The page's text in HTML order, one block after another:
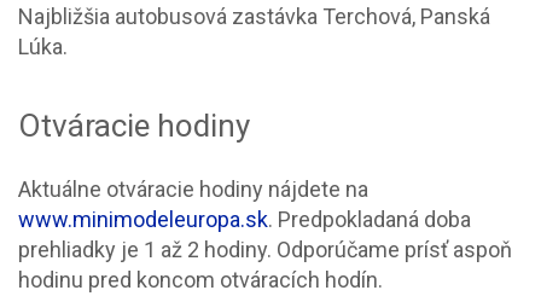
Najbližšia autobusová zastávka Terchová, Panská
Lúka.
Otváracie hodiny
Aktuálne otváracie hodiny nájdete na
www.minimodeleuropa.sk. Predpokladaná doba
prehliadky je 1 až 2 hodiny. Odporúčame prísť aspoň
hodinu pred koncom otváracích hodín.